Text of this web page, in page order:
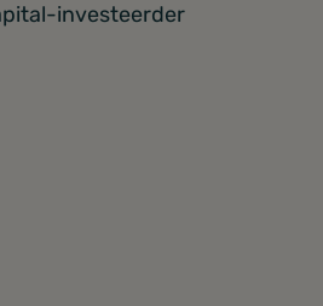
investeerder